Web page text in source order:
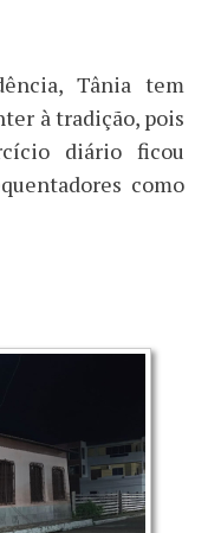
Tânia tem
à tradição, pois
diário ficou
como